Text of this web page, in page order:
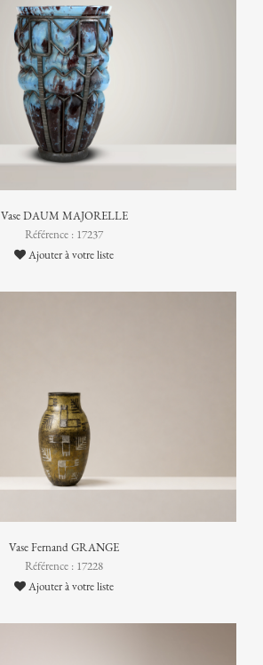
Vase DAUM MAJORELLE
Référence : 17237
Ajouter à votre liste
Vase Fernand GRANGE
Référence : 17228
Ajouter à votre liste